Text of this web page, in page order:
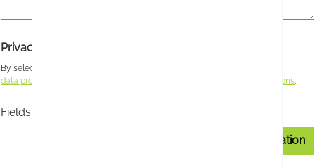
Privacy
By selecting continue you confirm that you have read our
data protection information
general terms and conditions.
Fields marked with asterisks (*) are required.
Confirm revocation